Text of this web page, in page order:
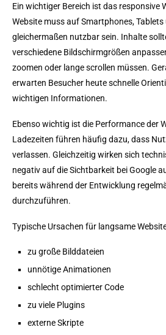
Ein wichtiger Bereich ist das responsive
Website muss auf Smartphones,
gleichermaßen nutzbar sein. Inhalte
verschiedene Bildschirmgrößen
zoomen oder lange scrollen müssen.
erwarten Besucher heute schnelle
wichtigen Informationen.
Ebenso wichtig ist die Performance der
Ladezeiten führen häufig dazu, dass
verlassen. Gleichzeitig wirken sich
negativ auf die Sichtbarkeit bei Google
bereits während der Entwicklung
durchzuführen.
Typische Ursachen für langsame
zu große Bilddateien
unnötige Animationen
schlecht optimierter Code
zu viele Plugins
externe Skripte